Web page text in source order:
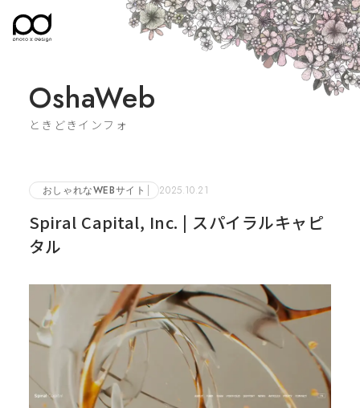
OshaWeb
ときどきインフォ
おしゃれなWEBサイト 2025.10.21
Spiral Capital, Inc. | スパイラルキャピ
タル